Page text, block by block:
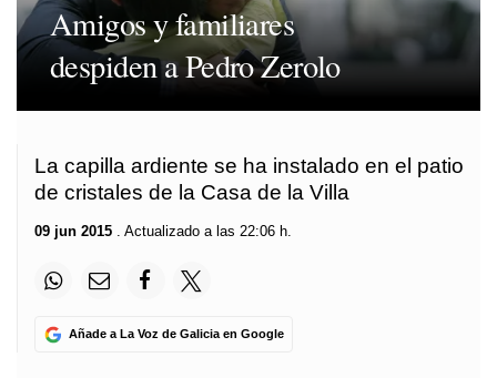
Amigos y familiares
despiden a Pedro Zerolo
La capilla ardiente se ha instalado en el patio
de cristales de la Casa de la Villa
09 jun 2015 . Actualizado a las 22:06 h.
Añade a La Voz de Galicia en Google